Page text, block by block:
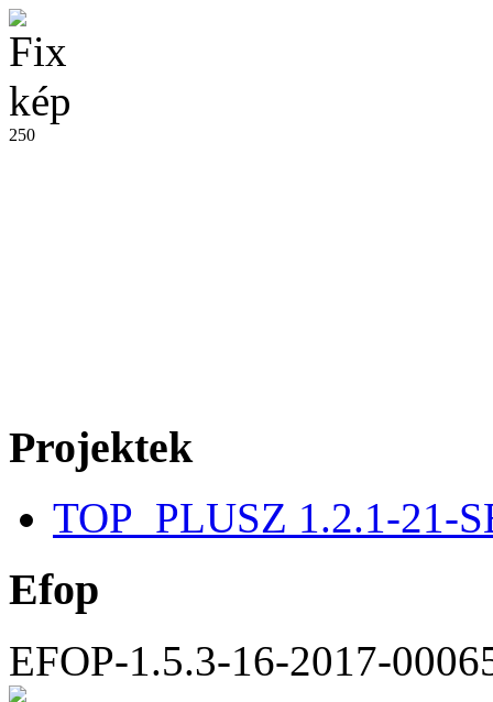
250
Projektek
TOP_PLUSZ 1.2.1-21-
Efop
EFOP-1.5.3-16-2017-